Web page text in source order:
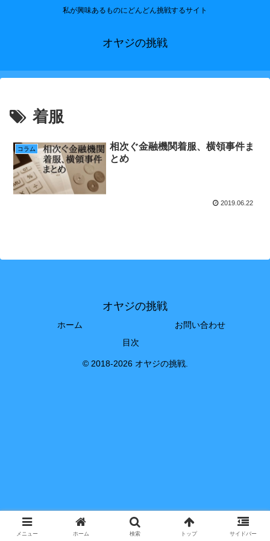
私が興味あるものにどんどん挑戦するサイト
オヤジの挑戦
着服
コラム
相次ぐ金融機関着服、横領事件ま
とめ
2019.06.22
オヤジの挑戦
ホーム
お問い合わせ
目次
© 2018-2026 オヤジの挑戦.
メニュー ホーム 検索 トップ サイドバー